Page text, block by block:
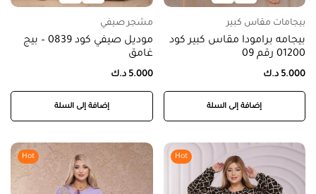
بيجامات مقاس كبير
بيجامه برامودا مقاس كبير كود
01200 رقم 09
5.000 د.ك
إضافة إلى السلة
مشجر صيفي
موديل صيفي كود 0839 – بيج
غامق
5.000 د.ك
إضافة إلى السلة
Hot
Hot